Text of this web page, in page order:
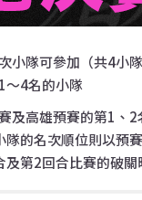
小隊可參加（共4小隊
4名的小隊
及高雄預賽的第1、
隊的名次順位則以預
及第2回合比賽的破